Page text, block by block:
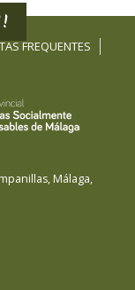
FREQUENTES
, Málaga,